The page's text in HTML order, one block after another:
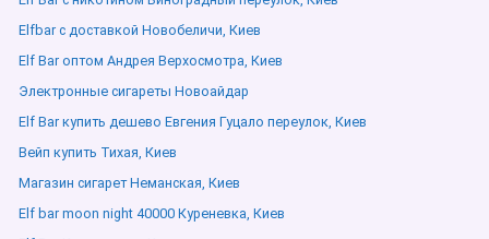
Elfbar с доставкой Новобеличи, Киев
Elf Bar оптом Андрея Верхосмотра, Киев
Электронные сигареты Новоайдар
Elf Bar купить дешево Евгения Гуцало переулок, Киев
Вейп купить Тихая, Киев
Магазин сигарет Неманская, Киев
Elf bar moon night 40000 Куреневка, Киев